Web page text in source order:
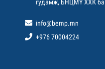
гудамж, БНЦМҮ ХХК
info@bemp.mn
+976 70004224